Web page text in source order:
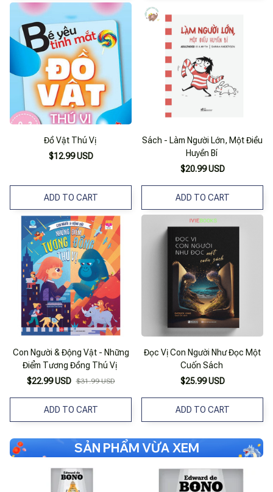
Đồ Vật Thú Vị
$12.99 USD
ADD TO CART
Sách - Làm Người Lớn, Một Điều
Huyền Bí
$20.99 USD
ADD TO CART
Con Người & Động Vật - Những
Điểm Tương Đồng Thú Vị
$22.99 USD $31.99 USD
ADD TO CART
Đọc Vị Con Người Như Đọc Một
Cuốn Sách
$25.99 USD
ADD TO CART
SẢN PHẨM VỪA XEM